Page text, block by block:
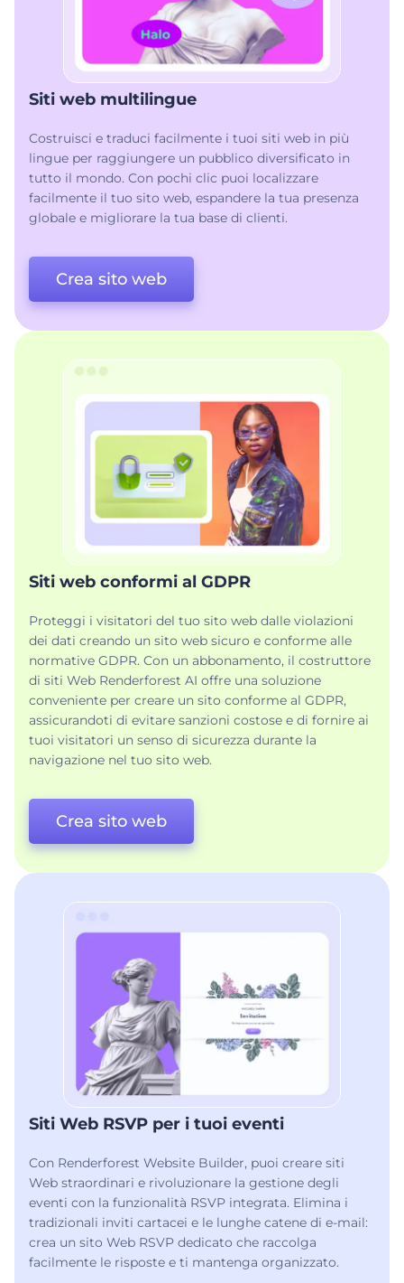
Siti web multilingue
Costruisci e traduci facilmente i tuoi siti web in più
lingue per raggiungere un pubblico diversificato in
tutto il mondo. Con pochi clic puoi localizzare
facilmente il tuo sito web, espandere la tua presenza
globale e migliorare la tua base di clienti.
Crea sito web
Siti web conformi al GDPR
Proteggi i visitatori del tuo sito web dalle violazioni
dei dati creando un sito web sicuro e conforme alle
normative GDPR. Con un abbonamento, il costruttore
di siti Web Renderforest AI offre una soluzione
conveniente per creare un sito conforme al GDPR,
assicurandoti di evitare sanzioni costose e di fornire ai
tuoi visitatori un senso di sicurezza durante la
navigazione nel tuo sito web.
Crea sito web
Siti Web RSVP per i tuoi eventi
Con Renderforest Website Builder, puoi creare siti
Web straordinari e rivoluzionare la gestione degli
eventi con la funzionalità RSVP integrata. Elimina i
tradizionali inviti cartacei e le lunghe catene di e-mail:
crea un sito Web RSVP dedicato che raccolga
facilmente le risposte e ti mantenga organizzato.